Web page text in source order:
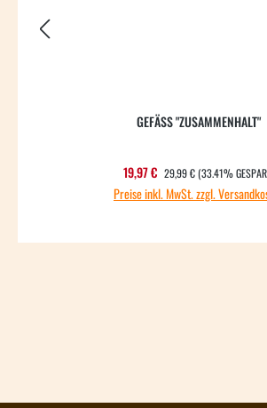
GEFÄSS "ZUSAMMENHALT"
Verkaufspreis:
19,97 € REGULÄRER PREIS:
29,99 €(33.41%
Preise inkl. MwSt. zzgl.